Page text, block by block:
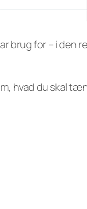
brug for – i den
hvad du skal